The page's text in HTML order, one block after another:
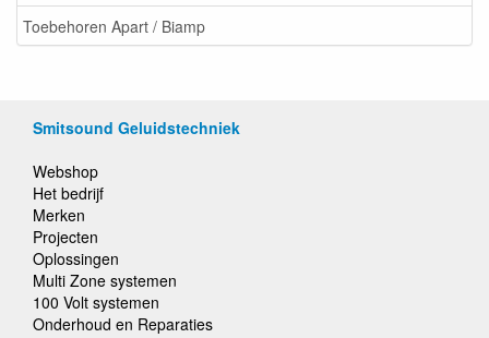
Toebehoren Apart / Biamp
Smitsound Geluidstechniek
Webshop
Het bedrijf
Merken
Projecten
Oplossingen
Multi Zone systemen
100 Volt systemen
Onderhoud en Reparaties